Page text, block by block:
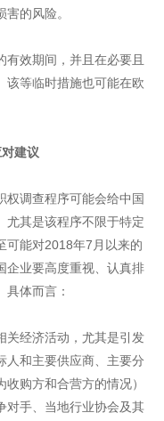
的风险。
效期间，并且在必要且
该等临时措施也可能在欧
建议
权调查程序可能会给中国
尤其是该程序不限于特定
可能对2018年7月以来的
企业要高度重视、认真排
体而言：
关经济活动，尤其是引发
人和主要供应商、主要分
购方和合营方的情况）
对手、当地行业协会及其